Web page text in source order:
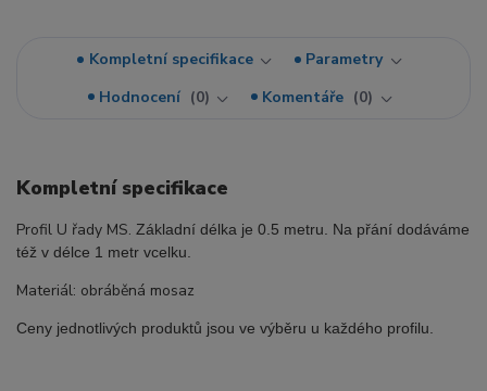
Kompletní specifikace
Parametry
Hodnocení
0 Komentáře 0
Kompletní specifikace
Profil U řady MS. Základní délka je 0.5 metru. Na přání dodáváme
též v délce 1 metr vcelku.
Materiál: obráběná mosaz
Ceny jednotlivých produktů jsou ve výběru u každého profilu.